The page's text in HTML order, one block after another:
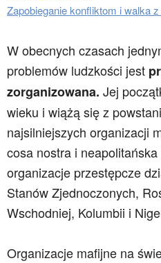
Zapobieganie konfliktom i walka
W obecnych czasach
problemów ludzkości jest
zorganizowana. Jej
wieku i wiążą się z
najsilniejszych organizacji
cosa nostra i
organizacje przestępcze
Stanów Zjednoczonych,
Wschodniej, Kolumbii i
Organizacje mafijne na